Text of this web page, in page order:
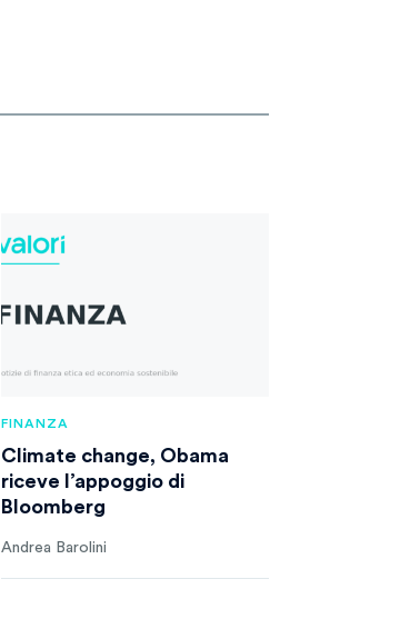
FINANZA
Climate change, Obama
riceve l’appoggio di
Bloomberg
Andrea Barolini